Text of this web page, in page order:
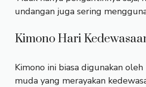
undangan juga sering
Kimono Hari
Kimono ini biasa digunakan
muda yang merayakan